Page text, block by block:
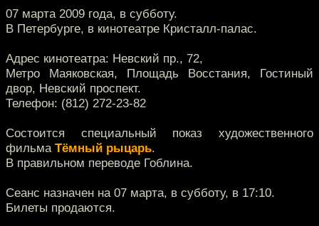
07 марта 2009 года, в субботу.
В Петербурге, в кинотеатре Кристалл-палас.
Адрес кинотеатра: Невский пр., 72,
Метро Маяковская, Площадь Восстания, Гостиный
двор, Невский проспект.
Телефон: (812) 272-23-82
Состоится специальный показ художественного
фильма Тёмный рыцарь.
В правильном переводе Гоблина.
Сеанс назначен на 07 марта, в субботу, в 17:10.
Билеты продаются.